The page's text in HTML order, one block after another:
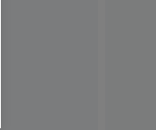
formulario, usted acepta
de Cupshe en cualquier
y ofertas adaptados a su